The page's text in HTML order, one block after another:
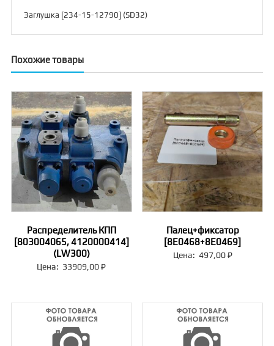
Заглушка [234-15-12790] (SD32)
Похожие товары
Распределитель КПП
[803004065, 4120000414]
(LW300)
Цена: 33909,00₽
Палец+фиксатор
[8E0468+8E0469]
Цена: 497,00₽